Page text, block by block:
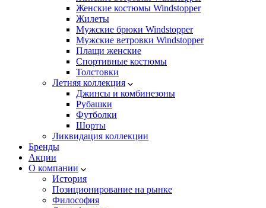
Женские костюмы Windstopper
Жилеты
Мужские брюки Windstopper
Мужские ветровки Windstopper
Плащи женские
Спортивные костюмы
Толстовки
Летняя коллекция
Джинсы и комбинезоны
Рубашки
Футболки
Шорты
Ликвидация коллекции
Бренды
Акции
О компании
История
Позиционирование на рынке
Философия